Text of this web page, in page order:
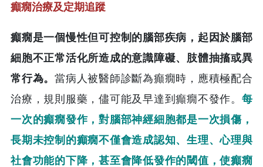
癲癇治療及定期追蹤
癲癇是一個慢性但可控制的腦部疾病，起因於腦部
細胞不正常活化所造成的意識障礙、肢體抽搐或異
常行為。當病人被醫師診斷為癲癇時，應積極配合
治療，規則服藥，儘可能及早達到癲癇不發作。 每
一次的癲癇發作，對腦部神經細胞都是一次損傷，
長期未控制的癲癇不僅會造成認知、生理、心理與
社會功能的下降，甚至會降低發作的閾值，使癲癇